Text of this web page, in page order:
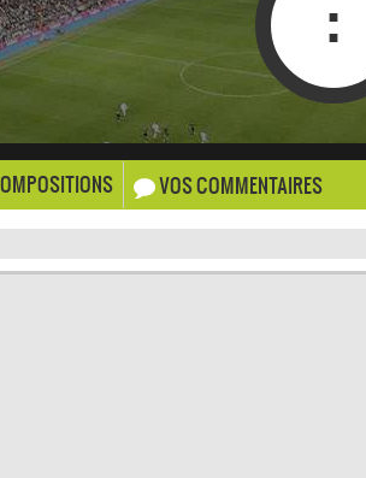
:
VOS COMMENTAIRES